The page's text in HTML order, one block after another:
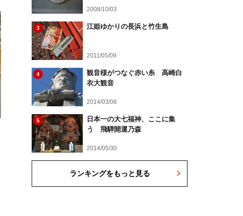
2008/10/03
3 江姫ゆかりの長浜と竹生島
2011/05/09
4
観音様がつなぐ赤い糸 高崎白
衣大観音
2014/03/06
5
日本一の大七福神、ここに集
う 飛騨開運乃森
2014/05/30
ランキングをもっと見る